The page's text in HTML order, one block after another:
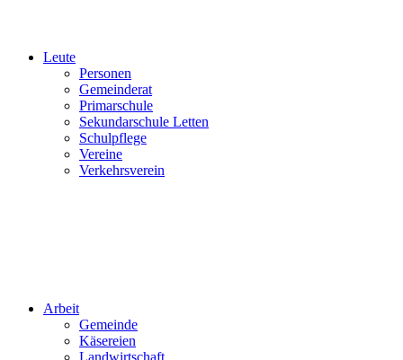
Leute
Personen
Gemeinderat
Primarschule
Sekundarschule Letten
Schulpflege
Vereine
Verkehrsverein
Arbeit
Gemeinde
Käsereien
Landwirtschaft